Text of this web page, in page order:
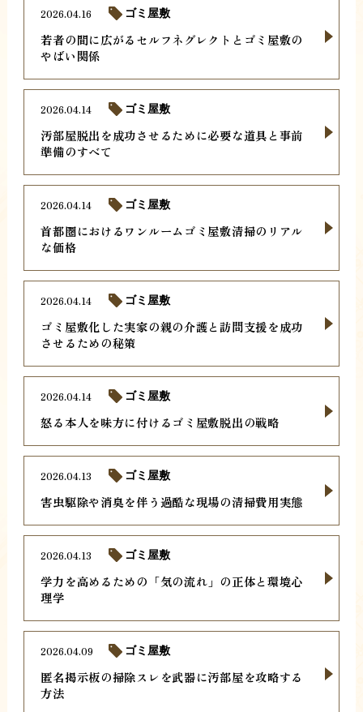
若者の間に広がるセルフネグレクトとゴミ屋敷の
やばい関係
2026.04.16 ゴミ屋敷
汚部屋脱出を成功させるために必要な道具と事前
準備のすべて
2026.04.14 ゴミ屋敷
首都圏におけるワンルームゴミ屋敷清掃のリアル
な価格
2026.04.14 ゴミ屋敷
ゴミ屋敷化した実家の親の介護と訪問支援を成功
させるための秘策
2026.04.14 ゴミ屋敷
怒る本人を味方に付けるゴミ屋敷脱出の戦略
2026.04.14 ゴミ屋敷
害虫駆除や消臭を伴う過酷な現場の清掃費用実態
2026.04.13 ゴミ屋敷
学力を高めるための「気の流れ」の正体と環境心
理学
2026.04.13 ゴミ屋敷
匿名掲示板の掃除スレを武器に汚部屋を攻略する
方法
2026.04.09 ゴミ屋敷